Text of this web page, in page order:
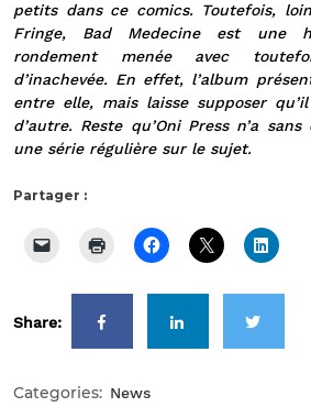
petits dans ce comics. Toutefois,
Fringe, Bad Medecine est une
rondement menée avec
d’inachevée. En effet, l’album
entre elle, mais laisse supposer
d’autre. Reste qu’Oni Press n’a
une série régulière sur le sujet.
Partager :
Share:
Categories: News